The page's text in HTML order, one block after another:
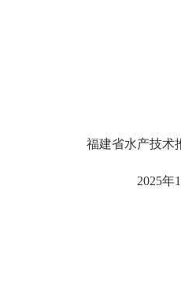
福建省水产技术
2025年